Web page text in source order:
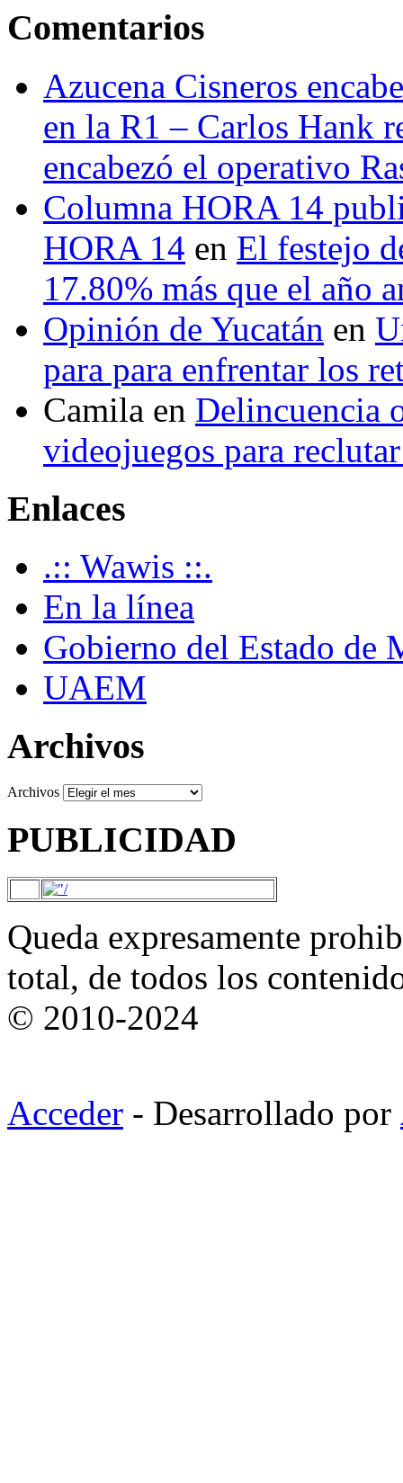
Comentarios
Azucena Cisneros
en la R1 – Carlos Hank
encabezó el operativo
Columna HORA 14
HORA 14 en El festejo
17.80% más que el año
Opinión de Yucatán en
para para enfrentar los
Camila en Delincuencia
videojuegos para
Enlaces
.:: Wawis ::.
En la línea
Gobierno del Estado de
UAEM
Archivos
Archivos
PUBLICIDAD
Queda expresamente
total, de todos los
© 2010-2024
Acceder - Desarrollado por